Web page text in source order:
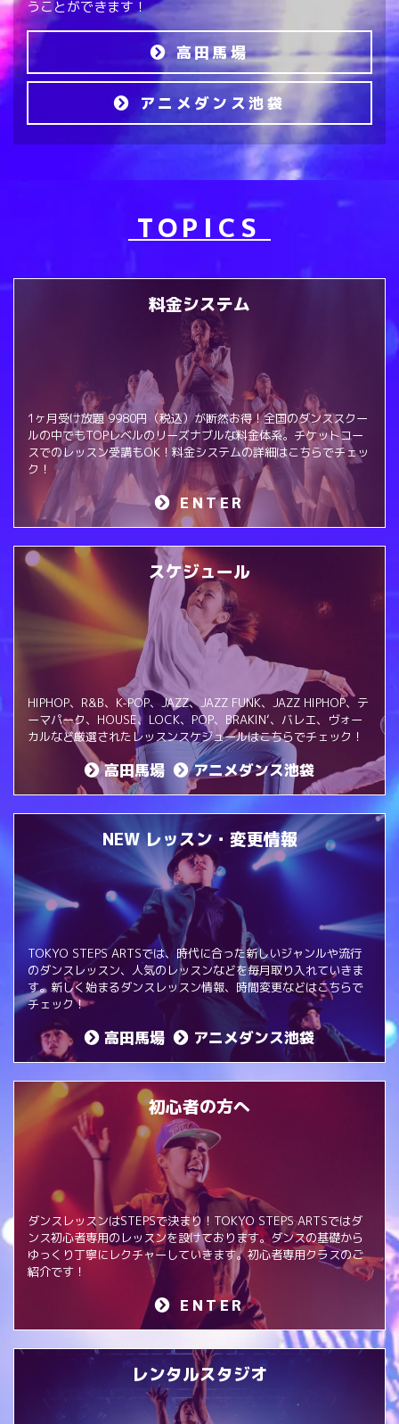
うことができます！
高田馬場
アニメダンス池袋
TOPICS
料金システム
1ヶ月受け放題 9980円（税込）が断然お得！全国のダンススクー
ルの中でもTOPレベルのリーズナブルな料金体系。チケットコー
スでのレッスン受講もOK！料金システムの詳細はこちらでチェッ
ク！
ENTER
スケジュール
HIPHOP、R&B、K-POP、JAZZ、JAZZ FUNK、JAZZ HIPHOP、テ
ーマパーク、HOUSE、LOCK、POP、BRAKIN‘、バレエ、ヴォー
カルなど厳選されたレッスンスケジュールはこちらでチェック！
高田馬場 アニメダンス池袋
NEW レッスン・変更情報
TOKYO STEPS ARTSでは、時代に合った新しいジャンルや流行
のダンスレッスン、人気のレッスンなどを毎月取り入れていきま
す。新しく始まるダンスレッスン情報、時間変更などはこちらで
チェック！
高田馬場 アニメダンス池袋
初心者の方へ
ダンスレッスンはSTEPSで決まり！TOKYO STEPS ARTSではダ
ンス初心者専用のレッスンを設けております。ダンスの基礎から
ゆっくり丁寧にレクチャーしていきます。初心者専用クラスのご
紹介です！
ENTER
レンタルスタジオ